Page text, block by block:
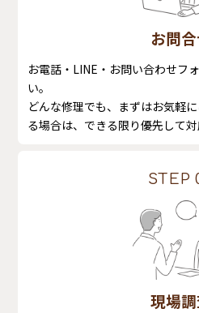
お問
お電話・LINE・お問い合わせフ
い。
どんな修理でも、まずはお気軽
る場合は、できる限り優先して対
STEP
現場